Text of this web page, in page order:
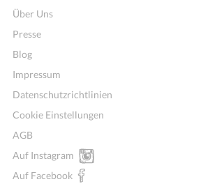
Über Uns
Presse
Blog
Impressum
Datenschutzrichtlinien
Cookie Einstellungen
AGB
Auf Instagram
Auf Facebook